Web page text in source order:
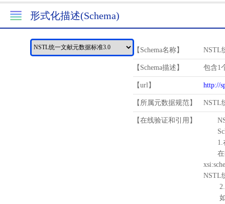
形式化描述(Schema)
【Schema名称】 NSTL
【Schema描述】 包含1
【url】 http://
【所属元数据规范】 NSTL
【在线验证和引用】
1.
在待
NSTL
2.
如需